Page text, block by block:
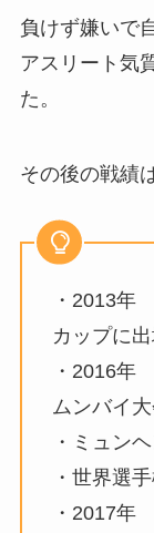
負けず嫌いで
アスリート気
た。
その後の戦績
・2013年
カップに
・2016年
ムンバイ
・ミュン
・世界選
・2017